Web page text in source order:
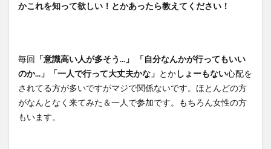
かこれを知って欲しい！とかあったら教えてください！
毎回 「意識高い人が多そう...」 「自分なんかが行ってもいい
のか...」「一人で行って大丈夫かな」 とかしょーもない心配を
されてる方が多いですがマジで関係ないです。ほとんどの方
がなんとなく来てみた＆一人で参加です。もちろん女性の方
もいます。